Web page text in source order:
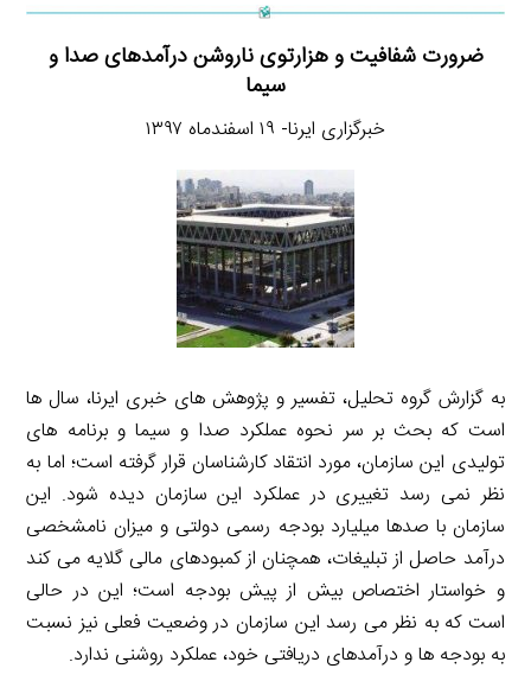
ضرورت شفافیت و هزارتوی ناروشن درآمدهای صدا و
سیما
خبرگزاری ایرنا- ۱۹ اسفندماه ۱۳۹۷
به گزارش گروه تحلیل، تفسیر و پژوهش های خبری ایرنا، سال ها
است که بحث بر سر نحوه عملکرد صدا و سیما و برنامه های
تولیدی این سازمان، مورد انتقاد کارشناسان قرار گرفته است؛ اما به
نظر نمی رسد تغییری در عملکرد این سازمان دیده شود. این
سازمان با صدها میلیارد بودجه رسمی دولتی و میزان نامشخصی
درآمد حاصل از تبلیغات، همچنان از کمبودهای مالی گلایه می کند
و خواستار اختصاص بیش از پیش بودجه است؛ این در حالی
است که به نظر می رسد این سازمان در وضعیت فعلی نیز نسبت
به بودجه ها و درآمدهای دریافتی خود، عملکرد روشنی ندارد.